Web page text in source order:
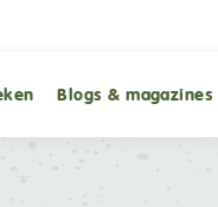
Blogs & magazines